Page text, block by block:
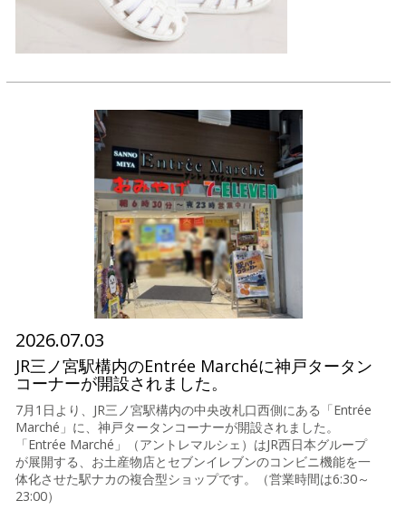
2026.07.03
JR三ノ宮駅構内のEntrée Marchéに神戸タータン
コーナーが開設されました。
7月1日より、JR三ノ宮駅構内の中央改札口西側にある「Entrée
Marché」に、神戸タータンコーナーが開設されました。
「Entrée Marché」（アントレマルシェ）はJR西日本グループ
が展開する、お土産物店とセブンイレブンのコンビニ機能を一
体化させた駅ナカの複合型ショップです。（営業時間は6:30～
23:00）